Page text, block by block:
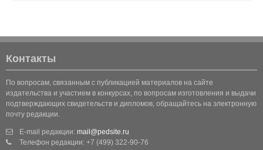
Контакты
По вопросам, связанным с публикацией материалов на сайте
издательства и участием в конкурсах, по вопросам изготовления и выдачи
подтверждающих свидетельств и дипломов, обращайтесь на электронную
почту редакции.
E-mail редакции: mail@pedsite.ru
Телефон редакции: +7 (499) 322-90-76